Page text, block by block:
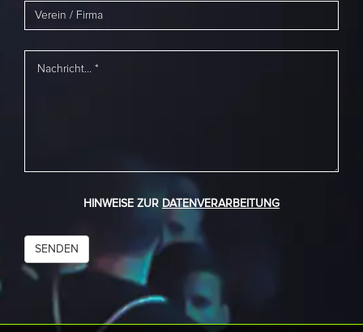
HINWEISE ZUR DATENVERARBEITUNG